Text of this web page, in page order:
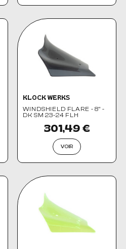
KLOCK WERKS
WINDSHIELD FLARE - 8" -
DK SM 23-24 FLH
301,49 €
VOIR